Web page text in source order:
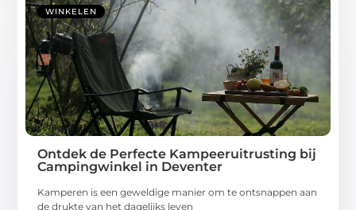
WINKELEN
Ontdek de Perfecte Kampeeruitrusting bij
Campingwinkel in Deventer
Kamperen is een geweldige manier om te ontsnappen aan
de drukte van het dagelijks leven